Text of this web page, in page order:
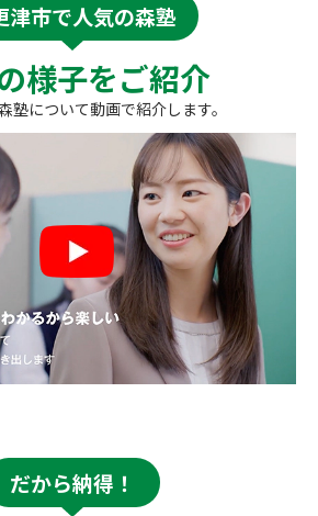
津市で人気の森塾
様子をご紹介
塾について動画で紹介します。
だから納得！